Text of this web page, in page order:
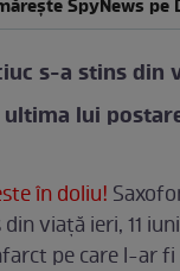
SpyNews pe
s-a stins din
ultima lui
în doliu!
viață ieri, 11
pe care l-ar